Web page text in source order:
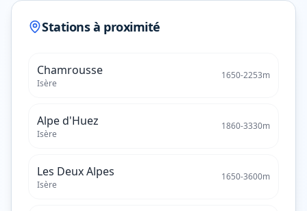
Stations à proximité
Chamrousse
Isère
1650-2253m
Alpe d'Huez
Isère
1860-3330m
Les Deux Alpes
Isère
1650-3600m